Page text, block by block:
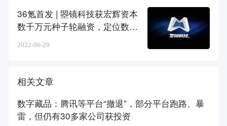
36氪首发 | 曌镜科技获宏辉资本
数千万元种子轮融资，定位数字
2022-06-29
相关文章
数字藏品：腾讯等平台“撤退”，部分平台跑路、暴
雷，但仍有30多家公司获投资